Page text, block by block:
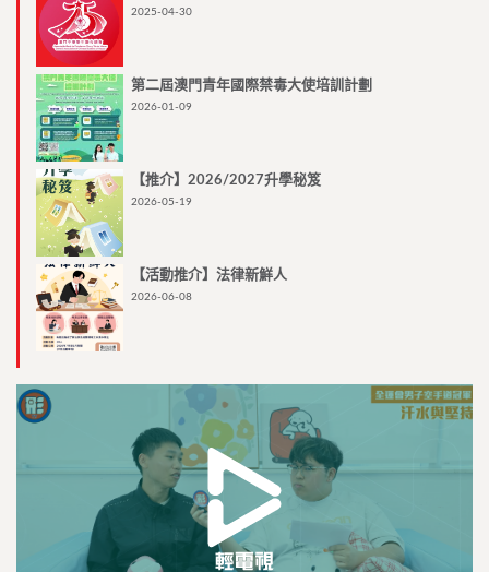
2025-04-30
第二屆澳門青年國際禁毒大使培訓計劃
2026-01-09
【推介】2026/2027升學秘笈
2026-05-19
【活動推介】法律新鮮人
2026-06-08